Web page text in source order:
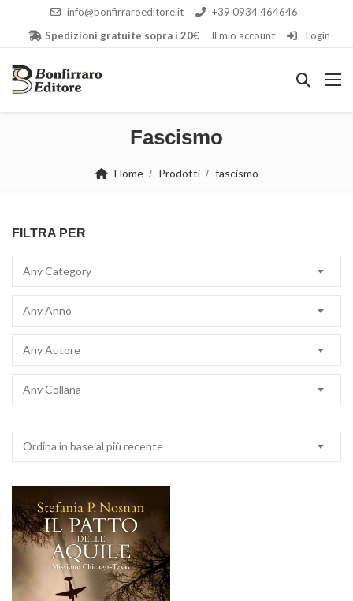
info@bonfirraroeditore.it
+39 0934 464646
Spedizioni gratuite sopra i 20€
Il mio account Login
Fascismo
Home Prodotti fascismo
FILTRA PER
Any Category
Any Anno
Any Autore
Any Collana
Ordina in base al più recente